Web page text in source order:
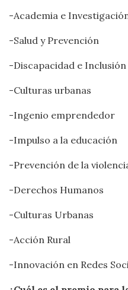
-Academia e
-Salud y Prevención
-Discapacidad e Inclusión
-Culturas urbanas
-Ingenio emprendedor
-Impulso a la educación
-Prevención de la
-Derechos Humanos
-Culturas Urbanas
-Acción Rural
-Innovación en Redes